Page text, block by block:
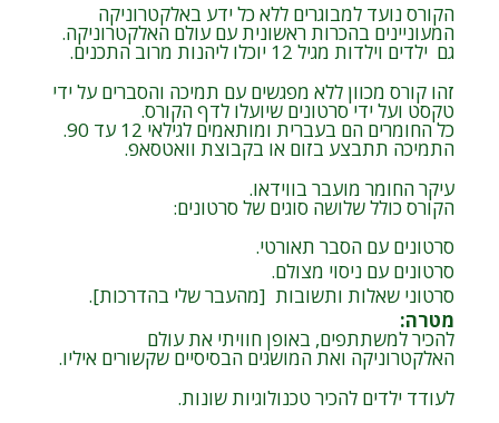
הקורס נועד למבוגרים ללא כל ידע באלקטרוניקה
המעוניינים בהכרות ראשונית עם עולם האלקטרוניקה.
גם ילדים וילדות מגיל 12 יוכלו ליהנות מרוב התכנים.
זהו קורס מכוון ללא מפגשים עם תמיכה והסברים על ידי
טקסט ועל ידי סרטונים שיועלו לדף הקורס.
כל החומרים הם בעברית ומותאמים לגילאי 12 עד 90.
התמיכה תתבצע בזום או בקבוצת וואטסאפ.
עיקר החומר מועבר בווידאו.
הקורס כולל שלושה סוגים של סרטונים:
סרטונים עם הסבר תאורטי.
סרטונים עם ניסוי מצולם.
סרטוני שאלות ותשובות [מהעבר שלי בהדרכות].
מטרה:
להכיר למשתתפים, באופן חוויתי את עולם
האלקטרוניקה ואת המושגים הבסיסיים שקשורים איליו.
לעודד ילדים להכיר טכנולוגיות שונות.